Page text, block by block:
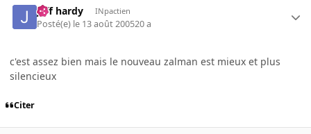
jeff hardy INpactien
Posté(e) le 13 août 200520 a
c'est assez bien mais le nouveau zalman est mieux et plus
silencieux
Citer